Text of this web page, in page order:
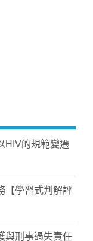
HIV的規範變遷
【學習式判解評
與刑事過失責任